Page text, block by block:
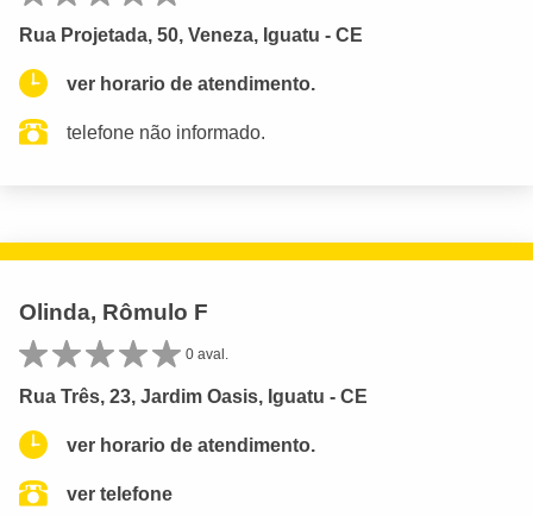
Rua Projetada, 50, Veneza, Iguatu - CE
ver horario de atendimento.
telefone não informado.
Olinda, Rômulo F
0 aval.
Rua Três, 23, Jardim Oasis, Iguatu - CE
ver horario de atendimento.
ver telefone